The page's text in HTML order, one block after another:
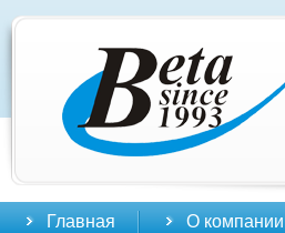
Главная О компании